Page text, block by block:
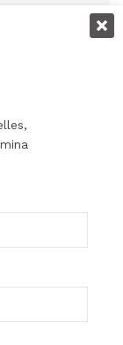
dans Queen
le parcours